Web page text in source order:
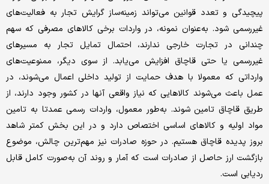
پیچیدگی و تعدد قوانین می‌تواند زمینه‌ساز گرایش تجار به فعالیت‌های
غیررسمی شود. به‌عنوان نمونه، در واردات برخی کالاهای مصرفی که سهم
چندانی در تجارت خارجی ندارند، احتمال تمایل تجار به مسیرهای
غیررسمی یا حتی قاچاق افزایش می‌یابد. از سوی دیگر، ممنوعیت‌های
وارداتی که معمولا با هدف حمایت از تولید داخلی اعمال می‌شوند، در
عمل باعث می‌شوند کالاهایی که نیاز واقعی آنها در کشور وجود دارند، از
طریق قاچاق تامین شوند. به‌طور معمول، واردات رسمی عمدتا به تامین
مواد اولیه و کالاهای اساسی اختصاص دارد و در این بخش کمتر شاهد
بروز پدیده قاچاق هستیم. در حوزه صادرات نیز مهم‌ترین چالش، موضوع
بازگشت ارز حاصل از صادرات است که آمار و روند آن به‌صورت کامل قابل
ردیابی است.